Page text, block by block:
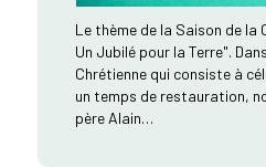
Le thème de la Saison de
Un Jubilé pour la Terre".
Chrétienne qui consiste à
un temps de restauration,
père Alain…